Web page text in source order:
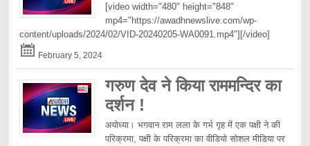
[video width="480" height="848"
mp4="https://awadhnewslive.com/wp-
content/uploads/2024/02/VID-20240205-WA0091.mp4"][/video]
February 5, 2024
गरुण देव ने किया राममन्दिर का
दर्शन !
अयोध्या। भगवान राम लला के गर्भ गृह में एक पक्षी ने की
परिक्रमा, पक्षी के परिक्रमा का वीडियो सोशल मीडिया पर